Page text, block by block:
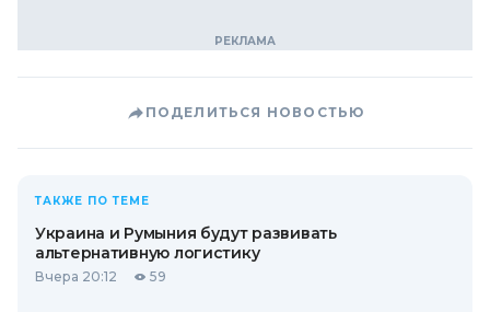
ПОДЕЛИТЬСЯ НОВОСТЬЮ
ТАКЖЕ ПО ТЕМЕ
Украина и Румыния будут развивать
альтернативную логистику
Вчера 20:12 59